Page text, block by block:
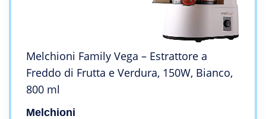
Melchioni Family Vega – Estrattore a
Freddo di Frutta e Verdura, 150W, Bianco,
800 ml
Melchioni